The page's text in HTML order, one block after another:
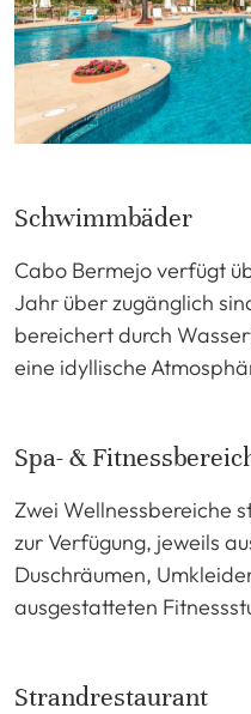
Schwimmbäder
Cabo Bermejo verfügt
Jahr über zugänglich
bereichert durch
eine idyllische
Spa- &
Zwei Wellnessbereiche
zur Verfügung, jeweils
Duschräumen,
ausgestatteten
Strandrestaurant